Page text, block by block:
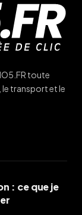
toute
transport et le
: ce que je